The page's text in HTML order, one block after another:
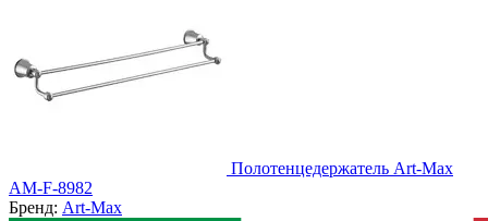
Полотенцедержатель Art-Max
AM-F-8982
Бренд: Art-Max